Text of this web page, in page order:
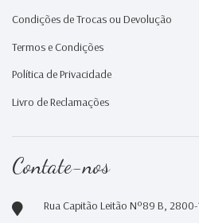
Condições de Trocas ou Devolução
Termos e Condições
Política de Privacidade
Livro de Reclamações
Contate-nos
Rua Capitão Leitão Nº89 B,